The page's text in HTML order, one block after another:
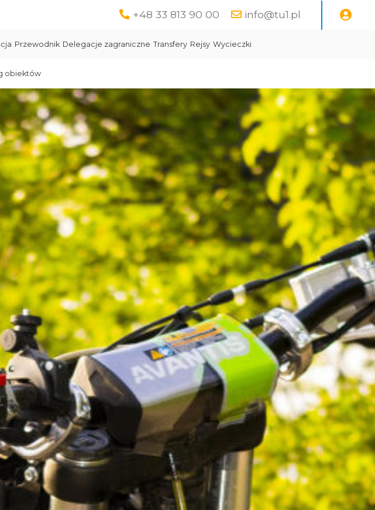
+48 33 813 90 00 info@tu1.pl
Przewodnik Delegacje zagraniczne Transfery Rejsy Wycieczki
obiektów